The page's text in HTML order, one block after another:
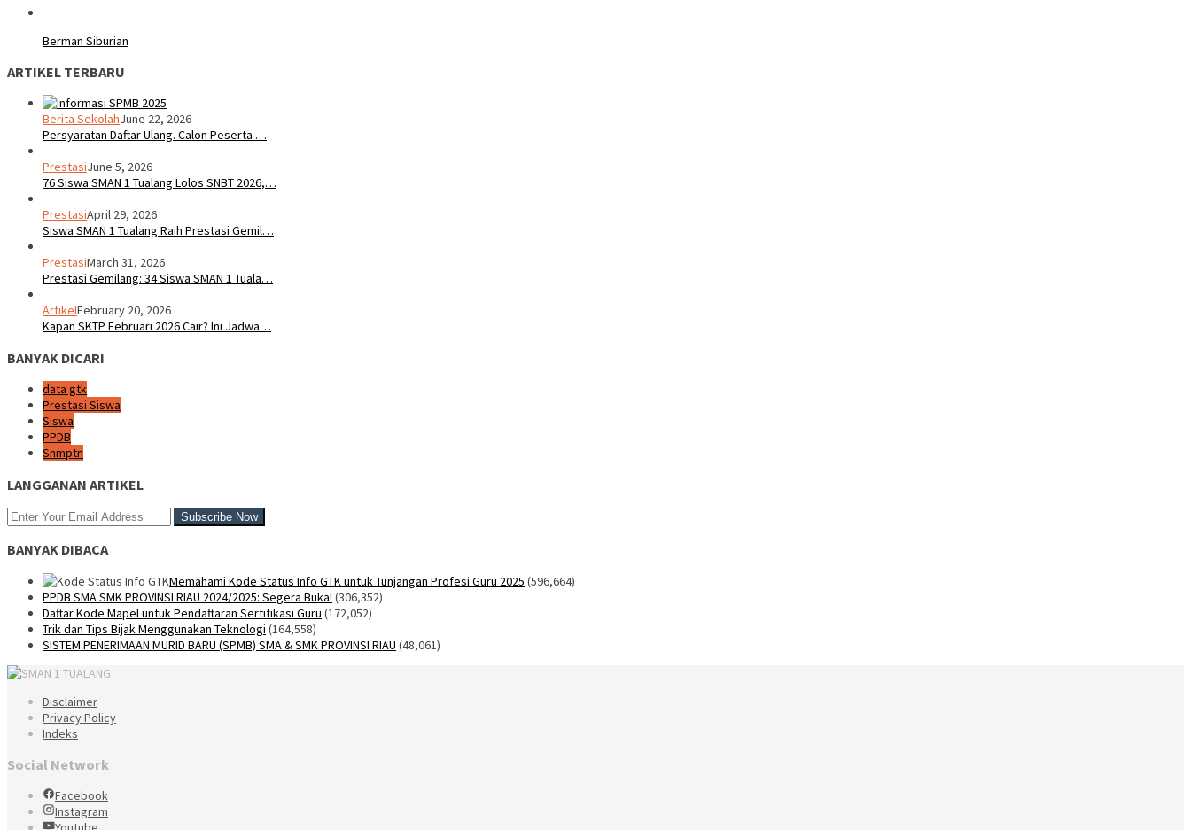
Berman Siburian
ARTIKEL TERBARU
Berita SekolahJune 22, 2026
Persyaratan Daftar Ulang. Calon Peserta …
PrestasiJune 5, 2026
76 Siswa SMAN 1 Tualang Lolos SNBT 2026,…
PrestasiApril 29, 2026
Siswa SMAN 1 Tualang Raih Prestasi Gemil…
PrestasiMarch 31, 2026
Prestasi Gemilang: 34 Siswa SMAN 1 Tuala…
ArtikelFebruary 20, 2026
Kapan SKTP Februari 2026 Cair? Ini Jadwa…
BANYAK DICARI
data gtk
Prestasi Siswa
Siswa
PPDB
Snmptn
LANGGANAN ARTIKEL
BANYAK DIBACA
Memahami Kode Status Info GTK untuk Tunjangan Profesi Guru 2025 (596,664)
PPDB SMA SMK PROVINSI RIAU 2024/2025: Segera Buka! (306,352)
Daftar Kode Mapel untuk Pendaftaran Sertifikasi Guru (172,052)
Trik dan Tips Bijak Menggunakan Teknologi (164,558)
SISTEM PENERIMAAN MURID BARU (SPMB) SMA & SMK PROVINSI RIAU (48,061)
Disclaimer
Privacy Policy
Indeks
Social Network
Facebook
Instagram